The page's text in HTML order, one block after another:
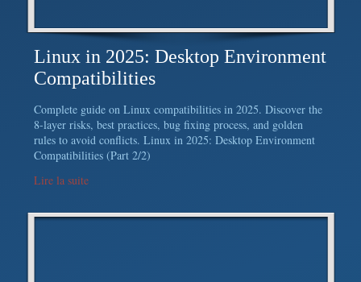
Linux in 2025: Desktop Environment
Compatibilities
Complete guide on Linux compatibilities in 2025. Discover the
8-layer risks, best practices, bug fixing process, and golden
rules to avoid conflicts. Linux in 2025: Desktop Environment
Compatibilities (Part 2/2)
Lire la suite